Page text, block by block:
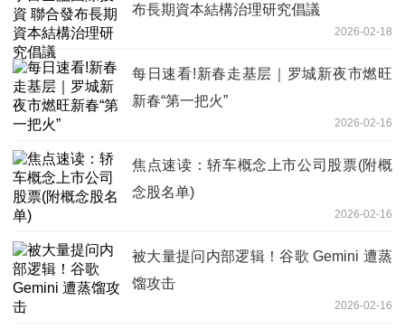
布長期資本結構治理研究倡議
2026-02-18
每日速看!新春走基层｜罗城新夜市燃旺
新春“第一把火”
2026-02-16
焦点速读：轿车概念上市公司股票(附概
念股名单)
2026-02-16
被大量提问内部逻辑！谷歌 Gemini 遭蒸
馏攻击
2026-02-16